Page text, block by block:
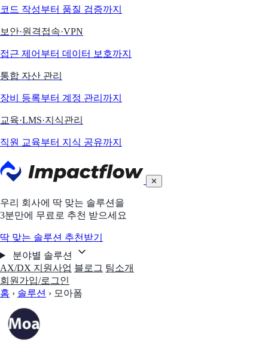
코드 작성부터 품질 검증까지
보안·원격접속·VPN
접근 제어부터 데이터 보호까지
통합 자산 관리
장비 등록부터 계정 관리까지
교육·LMS·지식관리
직원 교육부터 지식 공유까지
✕
우리 회사에 딱 맞는 솔루션을
3분만에 무료로 추천 받으세요
딱 맞는 솔루션 추천받기
분야별 솔루션
AX/DX 지원사업 블로그 팀소개
회원가입/로그인
홈 › 솔루션 › 모아폼